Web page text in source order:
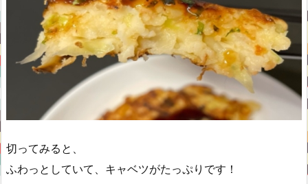
切ってみると、
ふわっとしていて、キャベツがたっぷりです！